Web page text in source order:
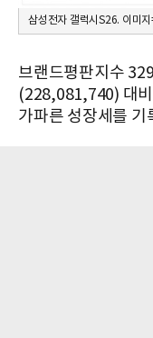
삼성전자 갤럭시S26. 이미
브랜드평판지수
(228,081,740) 대
가파른 성장세를 기